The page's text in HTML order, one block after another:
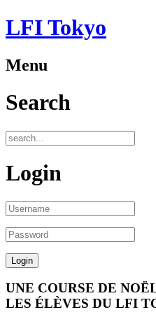
LFI Tokyo
Menu
Search
Login
UNE COURSE DE
LES ÉLÈVES DU LFI